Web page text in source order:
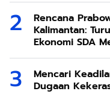
Rencana
Kalimantan:
Ekonomi SDA
Mencari
Dugaan